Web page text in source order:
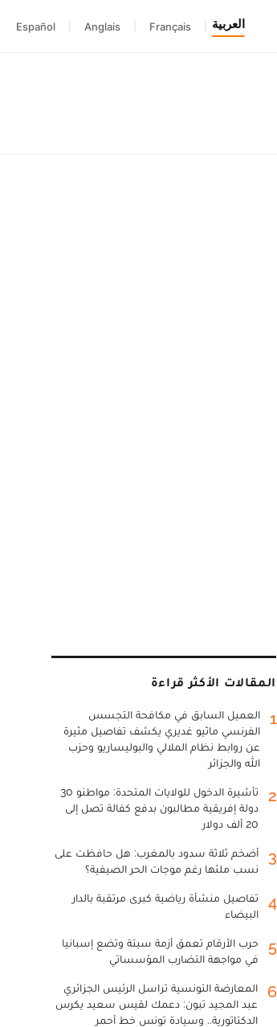
العربية Français
Anglais
Español
المقالات الأكثر قراءة
1
العميل السابق في مكافحة التجسس
الفرنسي ماثيو غديري يكشف تفاصيل مثيرة
عن روابط نظام الملالي والبوليساريو وحزب
الله والجزائر
2
تأشيرة الدخول للولايات المتحدة: مواطنو 30
دولة إفريقية مطالبون بدفع كفالة تصل إلى
20 ألف دولار
3
أضخم ثلاثة سدود بالمغرب: هل حافظت على
نسب ملئها رغم موجات الحر الصيفية؟
4
تفاصيل منشأة رياضية كبرى مرتقبة بالدار
البيضاء
5
حرب الأرقام تعمق أزمة سبتة وتضع إسبانيا
في مواجهة التضارب المؤسساتي
6
المعارضة التونسية تراسل الرئيس الجزائري
عبد المجيد تبون: دعمك لقيس سعيد يكرس
الدكتاتورية.. وسيادة تونس خط أحمر